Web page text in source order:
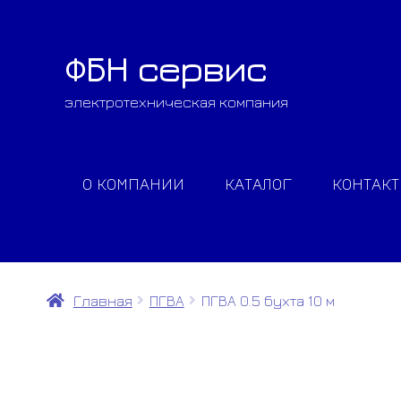
Перейти
навигации
Перейти
содержимому
ФБН сервис
электротехническая компания
О КОМПАНИИ КАТАЛОГ
Главная ПГВА ПГВА 0.5 бухта 10 м